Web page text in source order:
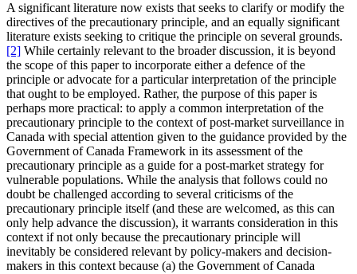
A significant literature now exists that seeks to clarify or modify the
directives of the precautionary principle, and an equally significant
literature exists seeking to critique the principle on several grounds.
[2] While certainly relevant to the broader discussion, it is beyond
the scope of this paper to incorporate either a defence of the
principle or advocate for a particular interpretation of the principle
that ought to be employed. Rather, the purpose of this paper is
perhaps more practical: to apply a common interpretation of the
precautionary principle to the context of post-market surveillance in
Canada with special attention given to the guidance provided by the
Government of Canada Framework in its assessment of the
precautionary principle as a guide for a post-market strategy for
vulnerable populations. While the analysis that follows could no
doubt be challenged according to several criticisms of the
precautionary principle itself (and these are welcomed, as this can
only help advance the discussion), it warrants consideration in this
context if not only because the precautionary principle will
inevitably be considered relevant by policy-makers and decision-
makers in this context because (a) the Government of Canada